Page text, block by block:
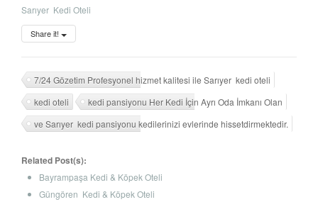
Sarıyer Kedi Oteli
Share it!
7/24 Gözetim Profesyonel hizmet kalitesi ile Sarıyer kedi oteli
kedi oteli
kedi pansiyonu Her Kedi İçin Ayrı Oda İmkanı Olan
ve Sarıyer kedi pansiyonu kedilerinizi evlerinde hissetdirmektedir.
Related Post(s):
Bayrampaşa Kedi & Köpek Oteli
Güngören Kedi & Köpek Oteli